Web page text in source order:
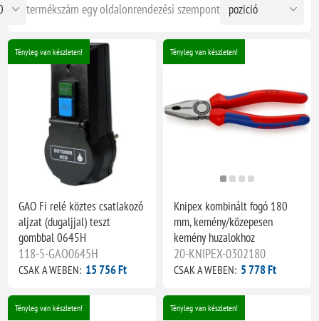
rendezési szempont
termékszám egy oldalon
Tényleg van készleten!
GAO Fi relé köztes csatlakozó
aljzat (dugaljjal) teszt
gombbal 0645H
118-5-GAO0645H
CSAK A WEBEN: 15 756 Ft
Tényleg van készleten!
Knipex kombinált fogó 180
mm, kemény/közepesen
kemény huzalokhoz
20-KNIPEX-0302180
CSAK A WEBEN: 5 778 Ft
Tényleg van készleten! Tényleg van készleten!